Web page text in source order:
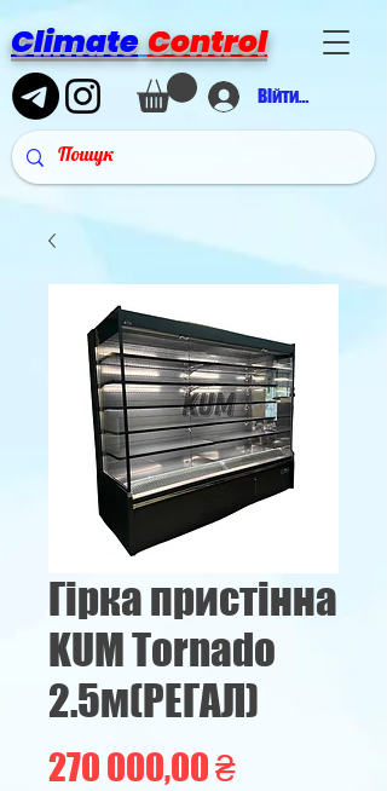
Climate Control
Війти в аккаунт
Гірка пристінна
KUM Tornado
2.5м(РЕГАЛ)
270 000,00 ₴Ціна